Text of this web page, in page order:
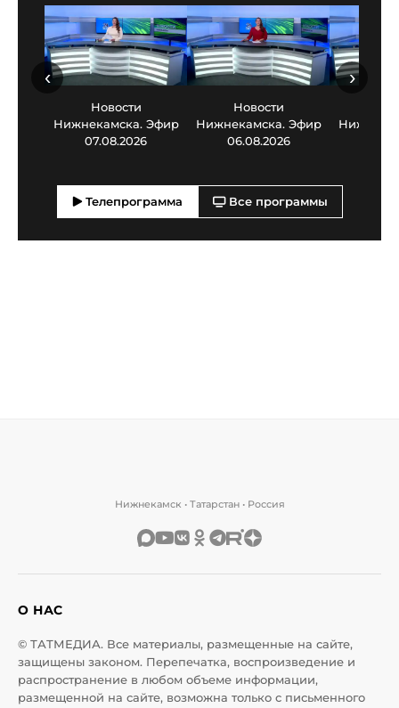
Новости
Нижнекамска. Эфир
07.08.2026
Новости
Нижнекамска. Эфир
06.08.2026
‹ ›
Телепрограмма Все программы
Нижнекамск • Татарстан • Россия
О НАС
© ТАТМЕДИА. Все материалы, размещенные на сайте,
защищены законом. Перепечатка, воспроизведение и
распространение в любом объеме информации,
размещенной на сайте, возможна только с письменного